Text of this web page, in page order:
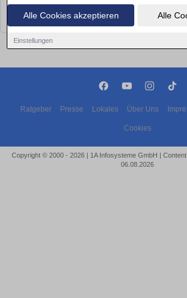
Alle Cookies akzeptieren Alle
Einstellungen
Leider konnten wir derzeit keine passenden Autos
bald wieder vorbei!
Ratgeber Presse Lokales Über Uns
Cookies
Copyright © 2000 - 2026 | 1A Infosysteme GmbH |
06.08.2026